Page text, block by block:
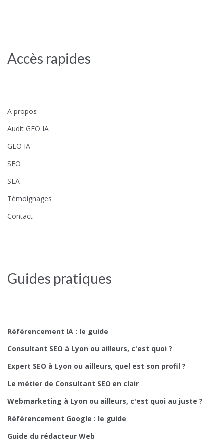
Accès rapides
A propos
Audit GEO IA
GEO IA
SEO
SEA
Témoignages
Contact
Guides pratiques
Référencement IA : le guide
Consultant SEO à Lyon ou ailleurs, c'est quoi ?
Expert SEO à Lyon ou ailleurs, quel est son profil ?
Le métier de Consultant SEO en clair
Webmarketing à Lyon ou ailleurs, c'est quoi au juste ?
Référencement Google : le guide
Guide du rédacteur Web